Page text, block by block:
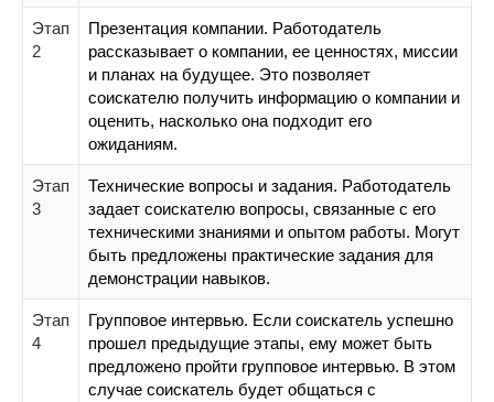
Этап
2
Презентация компании. Работодатель
рассказывает о компании, ее ценностях, миссии
и планах на будущее. Это позволяет
соискателю получить информацию о компании и
оценить, насколько она подходит его
ожиданиям.
Этап
3
Технические вопросы и задания. Работодатель
задает соискателю вопросы, связанные с его
техническими знаниями и опытом работы. Могут
быть предложены практические задания для
демонстрации навыков.
Этап
4
Групповое интервью. Если соискатель успешно
прошел предыдущие этапы, ему может быть
предложено пройти групповое интервью. В этом
случае соискатель будет общаться с